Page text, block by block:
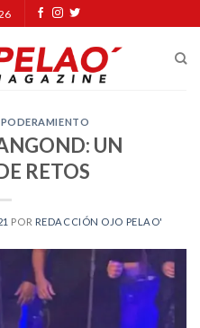
UN
RETOS
POR REDACCIÓN OJO PELAO'